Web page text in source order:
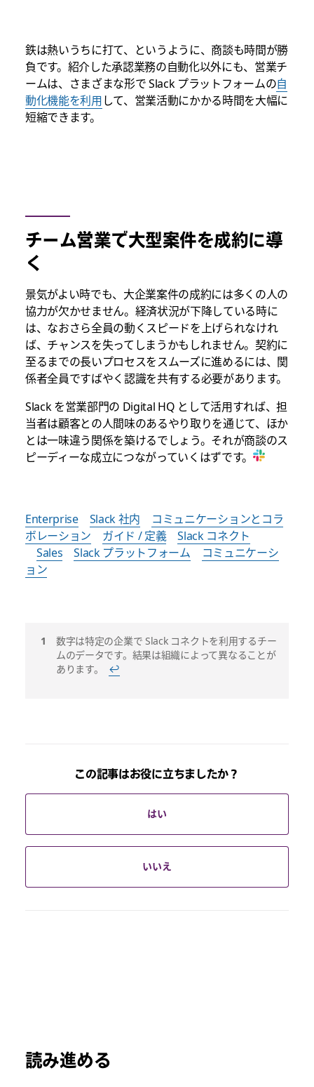
鉄は熱いうちに打て、というように、商談も時間が勝
負です。紹介した承認業務の自動化以外にも、営業チ
ームは、さまざまな形で Slack プラットフォームの自
動化機能を利用して、営業活動にかかる時間を大幅に
短縮できます。
チーム営業で大型案件を成約に導
く
景気がよい時でも、大企業案件の成約には多くの人の
協力が欠かせません。経済状況が下降している時に
は、なおさら全員の動くスピードを上げられなけれ
ば、チャンスを失ってしまうかもしれません。契約に
至るまでの長いプロセスをスムーズに進めるには、関
係者全員ですばやく認識を共有する必要があります。
Slack を営業部門の Digital HQ として活用すれば、担
当者は顧客との人間味のあるやり取りを通じて、ほか
とは一味違う関係を築けるでしょう。それが商談のス
ピーディーな成立につながっていくはずです。
Enterprise Slack 社内
コミュニケーションとコラ
ボレーション
ガイド / 定義
Slack コネクト
Sales
Slack プラットフォーム
コミュニケーシ
ョン
脚
数字は特定の企業で Slack コネクトを利用するチー
ムのデータです。結果は組織によって異なることが
あります。
↩
この記事はお役に立ちましたか？
はい
いいえ
読み進める